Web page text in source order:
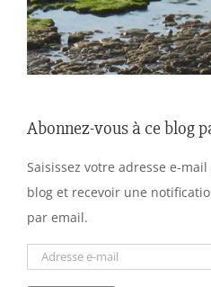
Abonnez-vous à ce blog
Saisissez votre adresse e-
blog et recevoir une
par email.
Adresse